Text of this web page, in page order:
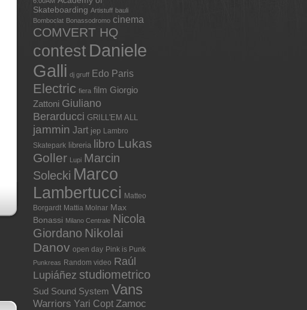
Skateboarding Artistuff bauli
Bomboclat Bonassodromo cinema
COMVERT HQ
contest Daniele
Galli dj gruff Edo Paris
Electric fiera film Giorgio
Zattoni Giuliano
Berarducci GRILL'EM ALL
jammin Jart jep Lambro
Skatepark libreria libro Lukas
Goller Lupi Marcin
Solecki Marco
Lambertucci Matteo
Borgardt Mattia Molnar Max
Bonassi Milano Centrale Nicola
Giordano Nikolai
Danov open day Pink is Punk
Punkreas Random video Raúl
Lupiáñez studiometrico
Sud Sound System Vans
Warriors Yari Copt Zamoc